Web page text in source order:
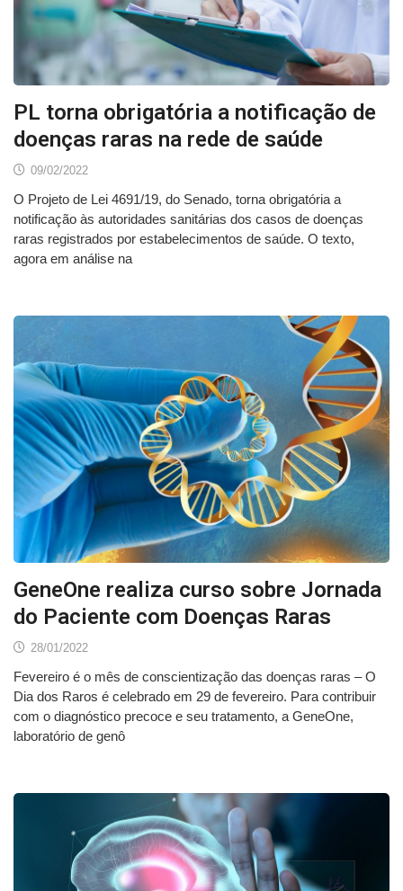
PL torna obrigatória a notificação de
doenças raras na rede de saúde
09/02/2022
O Projeto de Lei 4691/19, do Senado, torna obrigatória a
notificação às autoridades sanitárias dos casos de doenças
raras registrados por estabelecimentos de saúde. O texto,
agora em análise na
GeneOne realiza curso sobre Jornada
do Paciente com Doenças Raras
28/01/2022
Fevereiro é o mês de conscientização das doenças raras – O
Dia dos Raros é celebrado em 29 de fevereiro. Para contribuir
com o diagnóstico precoce e seu tratamento, a GeneOne,
laboratório de genô